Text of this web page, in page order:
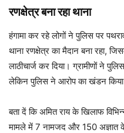
रणक्षेत्र बना रहा थाना
हंगामा कर रहे लोगों ने पुलिस पर
थाना रणक्षेत्र का मैदान बना रहा,
लाठीचार्ज कर दिया। ग्रामीणों ने
लेकिन पुलिस ने आरोप का खंडन
बता दें कि अमित राय के खिलाफ
मामले में 7 नामजद और 150